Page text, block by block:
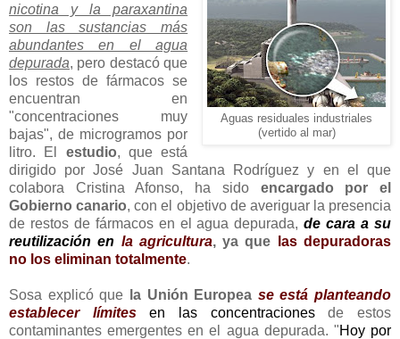
Aguas residuales industriales
(vertido al mar)
nicotina y la paraxantina
son las sustancias más
abundantes en el agua
depurada, pero destacó que
los restos de fármacos se
encuentran en
"concentraciones muy
bajas", de microgramos por
litro. El estudio, que está
dirigido por José Juan Santana Rodríguez y en el que
colabora Cristina Afonso, ha sido encargado por el
Gobierno canario, con el objetivo de averiguar la presencia
de restos de fármacos en el agua depurada, de cara a su
reutilización en la agricultura, ya que
las depuradoras
no los eliminan totalmente.
Sosa explicó que la Unión Europea se está planteando
establecer límitesen las concentracionesde estos
contaminantes emergentes en el agua depurada. "Hoy por